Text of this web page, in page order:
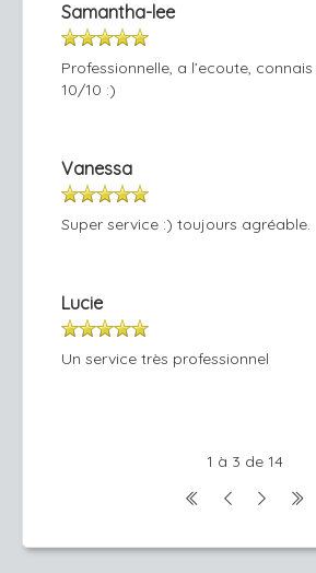
Samantha-lee
Professionnelle, a l’ecoute,
10/10 :)
Vanessa
Super service :) toujours agréable.
Lucie
Un service très professionnel
1 à 3 de 14